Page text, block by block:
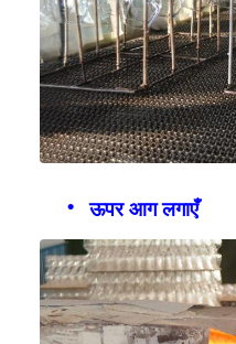
ऊपर आग लगाएँ